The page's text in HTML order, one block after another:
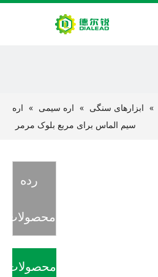
» ابزارهای سنگی » اره سیمی » اره
سیم الماس برای مربع بلوک مرمر
رده
محصولات
محصولات